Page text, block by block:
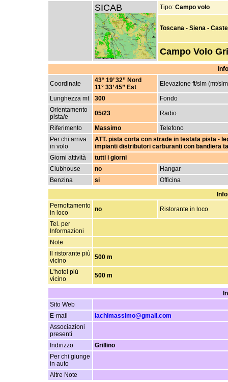
SICAB Tipo: Campo volo
Toscana - Siena -
Campo Volo
Coordinate
43° 19’ 32” Nord
11° 33’ 45” Est
Elevazione ft/slm (mt/
Lunghezza mt 300
Fondo
Orientamento
pista/e
05/23 Radio
Riferimento Massimo
Telefono
Per chi arriva
in volo
ATT. pista corta con strade in testata pista -
impianti distributori carburanti con bandiera
Giorni attività
tutti i giorni
Clubhouse
no
Hangar
Benzina
si
Officina
Pernottamento
in loco
no Ristorante in loco
Tel. per
Informazioni
Note
Il ristorante più
vicino
500 m
L'hotel più
vicino
500 m
Sito Web
E-mail
lachimassimo@gmail.com
Associazioni
presenti
Indirizzo
Grillino
Per chi giunge
in auto
Altre Note